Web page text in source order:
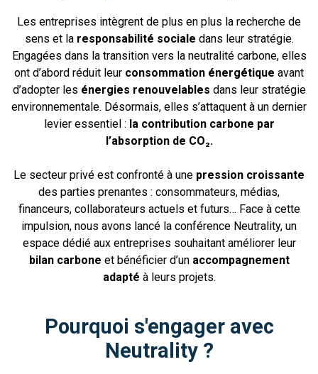
Les entreprises intègrent de plus en plus la recherche de
sens et la responsabilité sociale dans leur stratégie.
Engagées dans la transition vers la neutralité carbone, elles
ont d’abord réduit leur consommation énergétique avant
d’adopter les énergies renouvelables dans leur stratégie
environnementale. Désormais, elles s’attaquent à un dernier
levier essentiel : la contribution carbone par
l’absorption de CO₂.
Le secteur privé est confronté à une pression croissante
des parties prenantes : consommateurs, médias,
financeurs, collaborateurs actuels et futurs… Face à cette
impulsion, nous avons lancé la conférence Neutrality, un
espace dédié aux entreprises souhaitant améliorer leur
bilan carbone et bénéficier d’un accompagnement
adapté à leurs projets.
Pourquoi s'engager avec
Neutrality ?